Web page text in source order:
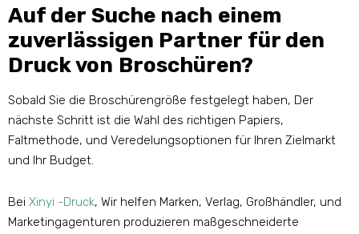
Auf der Suche nach einem
zuverlässigen Partner für den
Druck von Broschüren?
Sobald Sie die Broschürengröße festgelegt haben, Der
nächste Schritt ist die Wahl des richtigen Papiers,
Faltmethode, und Veredelungsoptionen für Ihren Zielmarkt
und Ihr Budget.
Bei Xinyi -Druck, Wir helfen Marken, Verlag, Großhändler, und
Marketingagenturen produzieren maßgeschneiderte